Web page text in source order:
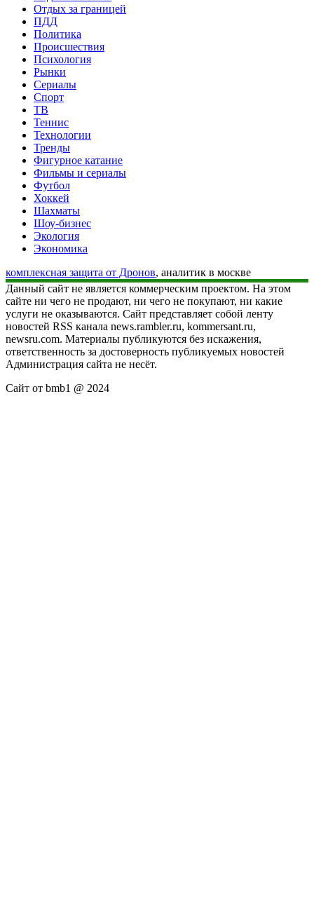
Отдых за границей
ПДД
Политика
Происшествия
Психология
Рынки
Сериалы
Спорт
ТВ
Теннис
Технологии
Тренды
Фигурное катание
Фильмы и сериалы
Футбол
Хоккей
Шахматы
Шоу-бизнес
Экология
Экономика
комплексная защита от Дронов, аналитик в москве
Данный сайт не является коммерческим проектом. На этом
сайте ни чего не продают, ни чего не покупают, ни какие
услуги не оказываются. Сайт представляет собой ленту
новостей RSS канала news.rambler.ru, kommersant.ru,
newsru.com. Материалы публикуются без искажения,
ответственность за достоверность публикуемых новостей
Администрация сайта не несёт.
Сайт от bmb1 @ 2024